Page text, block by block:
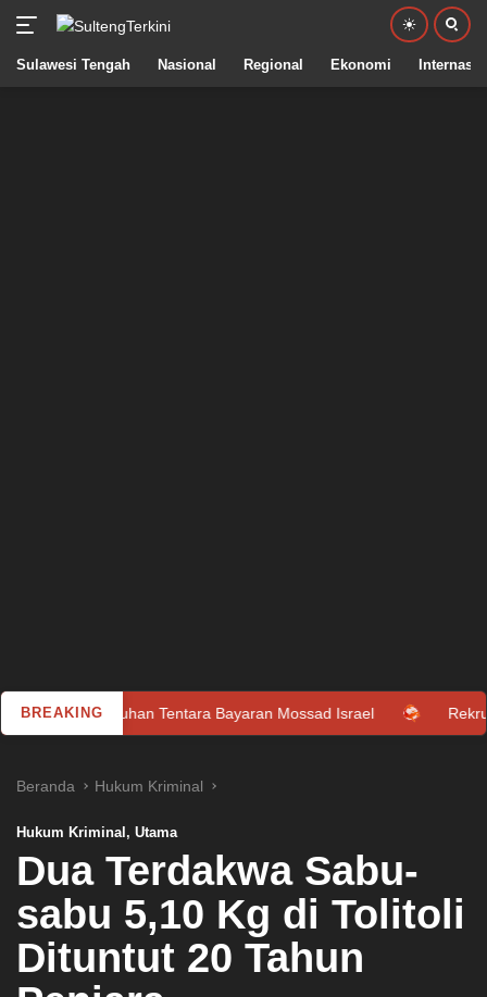
Sulawesi Tengah Nasional Regional Ekonomi
BREAKING
Tentara Bayaran Mossad Israel Rekrutan Baru,
Beranda Hukum Kriminal
Hukum Kriminal , Utama
Dua Terdakwa Sabu-
sabu 5,10 Kg di Tolitoli
Dituntut 20 Tahun